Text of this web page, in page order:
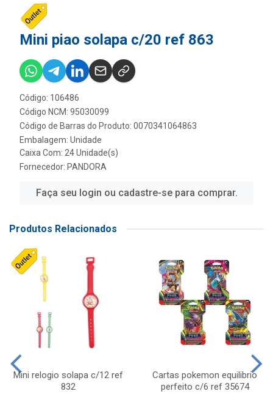
Mini piao solapa c/20 ref 863
Código: 106486
Código NCM: 95030099
Código de Barras do Produto: 0070341064863
Embalagem: Unidade
Caixa Com: 24 Unidade(s)
Fornecedor: PANDORA
Faça seu login ou cadastre-se para comprar.
Produtos Relacionados
Mini relogio solapa c/12 ref
832
Cartas pokemon equilibrio
perfeito c/6 ref 35674